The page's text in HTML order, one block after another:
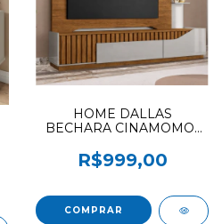
HOME DALLAS
BECHARA CINAMOMO/
R$999,00